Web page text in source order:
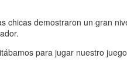
chicas demostraron un gran
para jugar nuestro juego